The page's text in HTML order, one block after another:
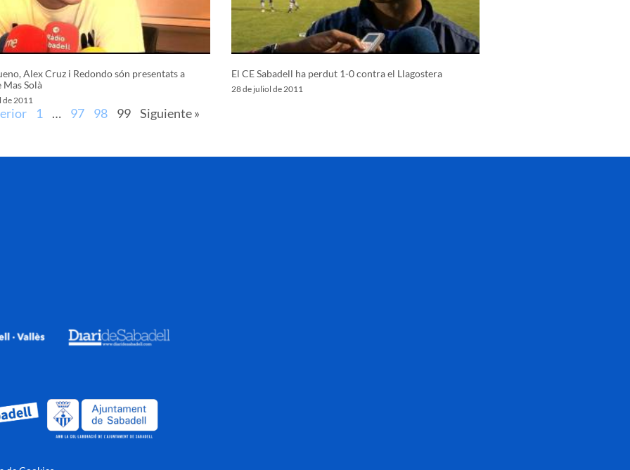
Alex Cruz i Redondo són presentats a
Mas Solà
de 2011
El CE Sabadell ha perdut 1-0 contra el Llagostera
28 de juliol de 2011
1 … 97 98 99 Siguiente »